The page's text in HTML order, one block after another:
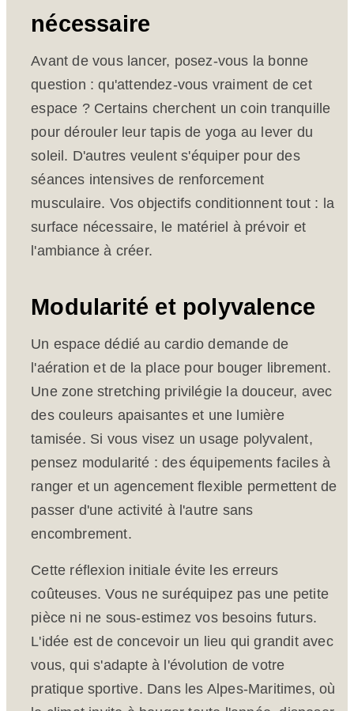
nécessaire
Avant de vous lancer, posez-vous la bonne
question : qu'attendez-vous vraiment de cet
espace ? Certains cherchent un coin tranquille
pour dérouler leur tapis de yoga au lever du
soleil. D'autres veulent s'équiper pour des
séances intensives de renforcement
musculaire. Vos objectifs conditionnent tout : la
surface nécessaire, le matériel à prévoir et
l'ambiance à créer.
Modularité et polyvalence
Un espace dédié au cardio demande de
l'aération et de la place pour bouger librement.
Une zone stretching privilégie la douceur, avec
des couleurs apaisantes et une lumière
tamisée. Si vous visez un usage polyvalent,
pensez modularité : des équipements faciles à
ranger et un agencement flexible permettent de
passer d'une activité à l'autre sans
encombrement.
Cette réflexion initiale évite les erreurs
coûteuses. Vous ne suréquipez pas une petite
pièce ni ne sous-estimez vos besoins futurs.
L'idée est de concevoir un lieu qui grandit avec
vous, qui s'adapte à l'évolution de votre
pratique sportive. Dans les Alpes-Maritimes, où